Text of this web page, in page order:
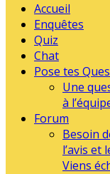
Accueil
Enquêtes
Quiz
Chat
Pose tes
Une
à
Forum
Besoin
l’avis et
Viens